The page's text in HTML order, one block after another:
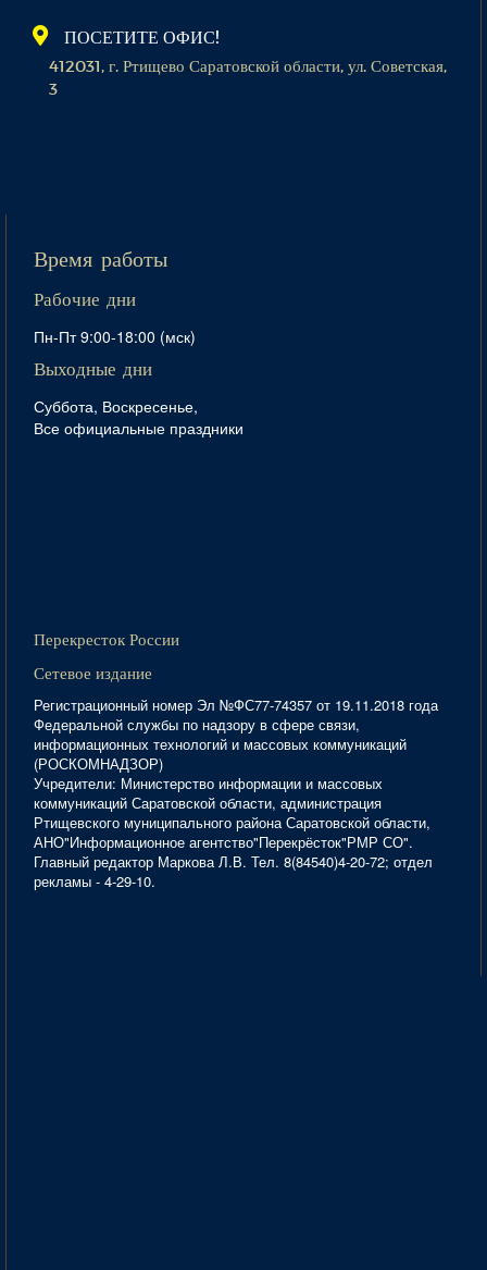
ПОСЕТИТЕ ОФИС!
412031, г. Ртищево Саратовской области, ул. Советская,
3
Время работы
Рабочие дни
Пн-Пт 9:00-18:00 (мск)
Выходные дни
Суббота, Воскресенье,
Все официальные праздники
Перекресток России
Сетевое издание
Регистрационный номер Эл №ФС77-74357 от 19.11.2018 года
Федеральной службы по надзору в сфере связи,
информационных технологий и массовых коммуникаций
(РОСКОМНАДЗОР)
Учредители: Министерство информации и массовых
коммуникаций Саратовской области, администрация
Ртищевского муниципального района Саратовской области,
АНО"Информационное агентство"Перекрёсток"РМР СО".
Главный редактор Маркова Л.В. Тел. 8(84540)4-20-72; отдел
рекламы - 4-29-10.